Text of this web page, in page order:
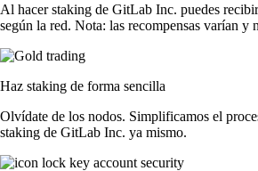
Al hacer staking de GitLab Inc. puedes
según la red. Nota: las recompensas varían y
Haz staking de forma sencilla
Olvídate de los nodos. Simplificamos el
staking de GitLab Inc. ya mismo.